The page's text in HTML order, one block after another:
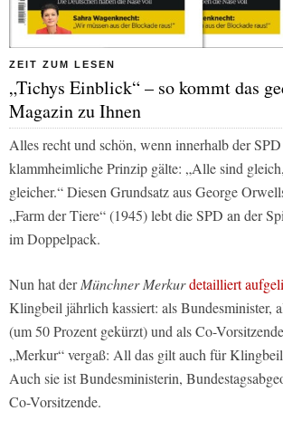
ZEIT ZUM LESEN
„Tichys Einblick“ – so kommt das
Magazin zu Ihnen
Alles recht und schön, wenn innerhalb der
klammheimliche Prinzip gälte: „Alle sind
gleicher.“ Diesen Grundsatz aus George
„Farm der Tiere“ (1945) lebt die SPD an der
im Doppelpack.
Nun hat derMünchner Merkurdetailliert
Klingbeil jährlich kassiert: als Bundesminister,
(um 50 Prozent gekürzt) und als Co-
„Merkur“ vergaß: All das gilt auch für
Auch sie ist Bundesministerin,
Co-Vorsitzende.